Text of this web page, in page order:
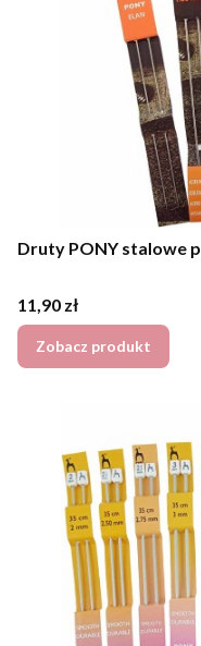
Druty PONY stalowe
Cena
11,90 zł
Zobacz produkt